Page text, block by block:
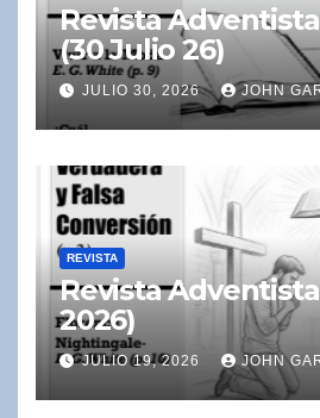
Revista
(30 Julio 26)
JULIO 30, 2026 JOHN
REVISTA
Revista
2026)
JULIO 19, 2026 JOHN